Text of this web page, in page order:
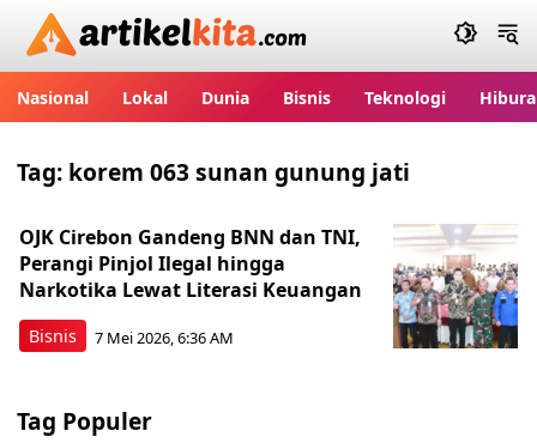
Artikelkita.com
Nasional Lokal Dunia Bisnis Teknologi
Tag: korem 063 sunan gunung jati
Bisnis
OJK Cirebon Gandeng BNN dan TNI,
Perangi Pinjol Ilegal hingga
Narkotika Lewat Literasi Keuangan
7 Mei 2026, 6:36 AM
Tag Populer